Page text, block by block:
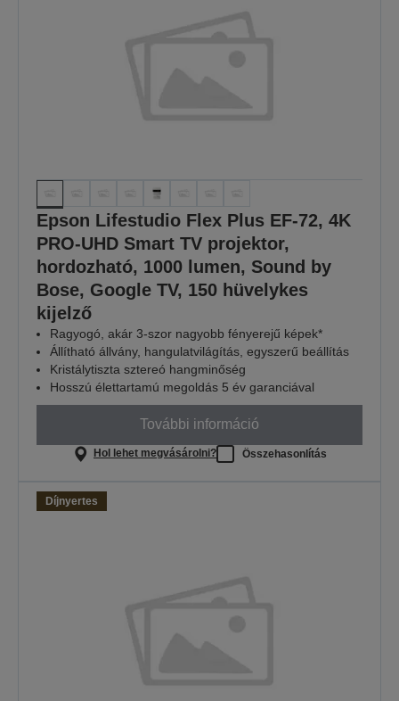
Epson Lifestudio Flex Plus EF-72, 4K
PRO-UHD Smart TV projektor,
hordozható, 1000 lumen, Sound by
Bose, Google TV, 150 hüvelykes
kijelző
Ragyogó, akár 3-szor nagyobb fényerejű képek*
Állítható állvány, hangulatvilágítás, egyszerű beállítás
Kristálytiszta sztereó hangminőség
Hosszú élettartamú megoldás 5 év garanciával
További információ
Hol lehet megvásárolni? Összehasonlítás
Díjnyertes